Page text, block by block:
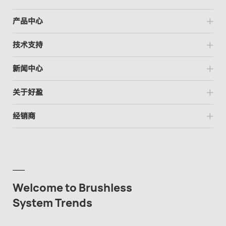
产品中心
技术支持
新闻中心
关于好盈
经销商
Welcome to Brushless
System Trends